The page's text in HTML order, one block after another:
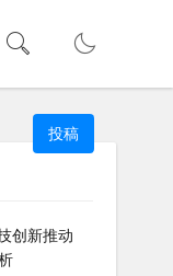
投稿
创新推动